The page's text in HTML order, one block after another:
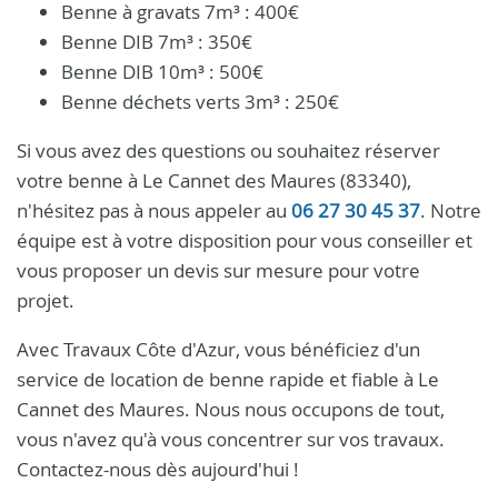
Benne à gravats 7m³ : 400€
Benne DIB 7m³ : 350€
Benne DIB 10m³ : 500€
Benne déchets verts 3m³ : 250€
Si vous avez des questions ou souhaitez réserver
votre benne à Le Cannet des Maures (83340),
n'hésitez pas à nous appeler au 06 27 30 45 37. Notre
équipe est à votre disposition pour vous conseiller et
vous proposer un devis sur mesure pour votre
projet.
Avec Travaux Côte d'Azur, vous bénéficiez d'un
service de location de benne rapide et fiable à Le
Cannet des Maures. Nous nous occupons de tout,
vous n'avez qu'à vous concentrer sur vos travaux.
Contactez-nous dès aujourd'hui !